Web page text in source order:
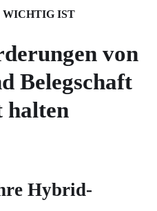
WICHTIG IST
von
Belegschaft
halten
Hybrid-